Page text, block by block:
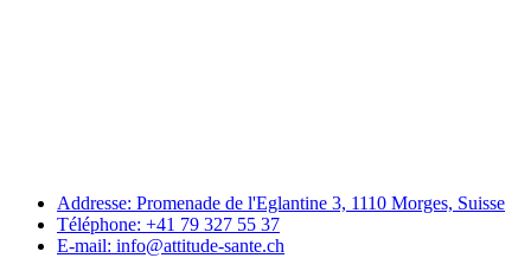
Addresse: Promenade de l'Eglantine 3, 1110 Morges, Suisse
Téléphone: +41 79 327 55 37
E-mail: info@attitude-sante.ch